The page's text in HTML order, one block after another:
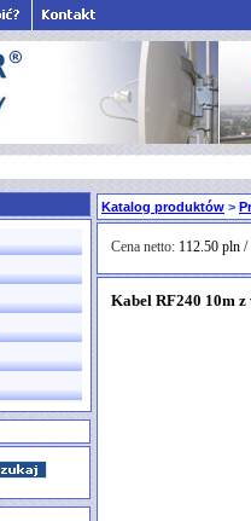
Katalog produktów >
Cena netto: 112.50 pln
Kabel RF240 10m